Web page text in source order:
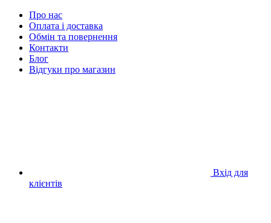
Про нас
Оплата і доставка
Обмін та повернення
Контакти
Блог
Відгуки про магазин
Вхід для
клієнтів